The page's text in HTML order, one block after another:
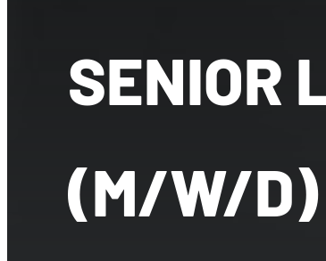
SENIOR
(M/W/D)